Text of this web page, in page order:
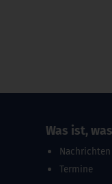
Was ist,
Nachrichten
Termine